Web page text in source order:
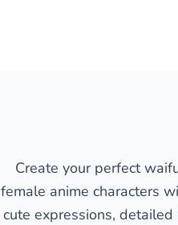
Create your perfect
female anime characters
cute expressions,